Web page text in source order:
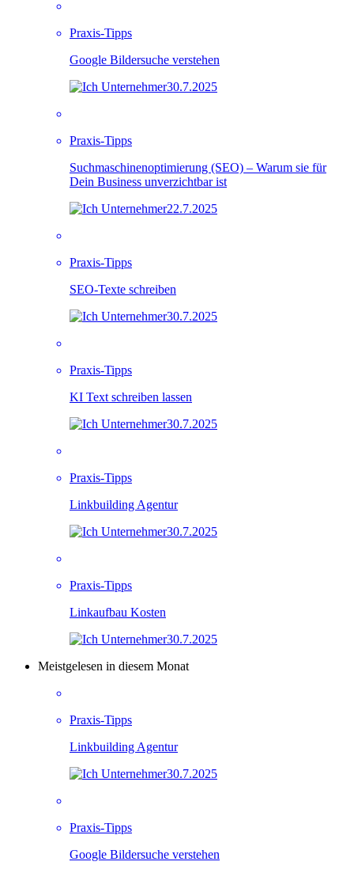
Praxis-Tipps
Google Bildersuche verstehen
30.7.2025
Praxis-Tipps
Suchmaschinenoptimierung (SEO) – Warum sie für
Dein Business unverzichtbar ist
22.7.2025
Praxis-Tipps
SEO-Texte schreiben
30.7.2025
Praxis-Tipps
KI Text schreiben lassen
30.7.2025
Praxis-Tipps
Linkbuilding Agentur
30.7.2025
Praxis-Tipps
Linkaufbau Kosten
30.7.2025
Meistgelesen in diesem Monat
Praxis-Tipps
Linkbuilding Agentur
30.7.2025
Praxis-Tipps
Google Bildersuche verstehen